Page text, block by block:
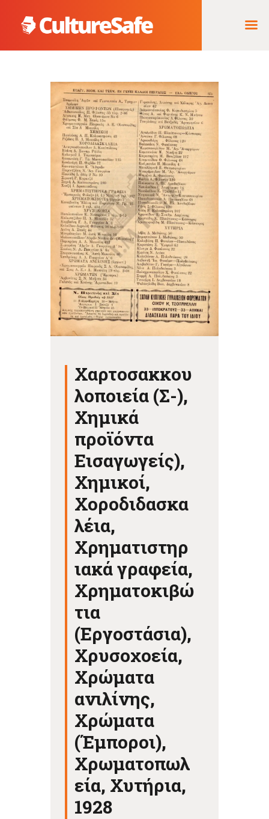
ΑΡΧΙΚΉ
ΦΟΡΈΑΣ ΥΛΟΠΟΊΗΣΗΣ
& ΈΡΓΑ
ΘΗΣΑΥΡΌΣ
ΤΕΚΜΗΡΊΩΝ
Χαρτοσακκου
λοποιεία (Σ-),
Χημικά
προϊόντα
Εισαγωγείς),
Χημικοί,
Χοροδιδασκα
λέια,
Χρηματιστηρ
ιακά γραφεία,
Χρηματοκιβώ
τια
(Εργοστάσια),
Χρυσοχοεία,
Χρώματα
ανιλίνης,
Χρώματα
(Έμποροι),
Χρωματοπωλ
εία, Χυτήρια,
1928